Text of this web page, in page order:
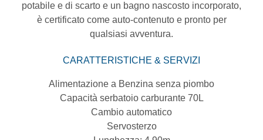
potabile e di scarto e un bagno nascosto incorporato,
è certificato come auto-contenuto e pronto per
qualsiasi avventura.
CARATTERISTICHE & SERVIZI
Alimentazione a Benzina senza piombo
Capacità serbatoio carburante 70L
Cambio automatico
Servosterzo